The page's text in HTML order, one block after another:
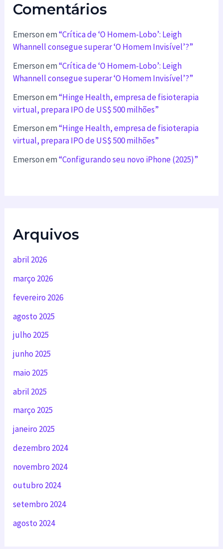
Comentários
Emersonem“Crítica de ‘O Homem-Lobo’: Leigh
Whannell consegue superar ‘O Homem Invisível’?”
Emersonem“Crítica de ‘O Homem-Lobo’: Leigh
Whannell consegue superar ‘O Homem Invisível’?”
Emersonem“Hinge Health, empresa de fisioterapia
virtual, prepara IPO de US$ 500 milhões”
Emersonem“Hinge Health, empresa de fisioterapia
virtual, prepara IPO de US$ 500 milhões”
Emersonem“Configurando seu novo iPhone (2025)”
Arquivos
abril 2026
março 2026
fevereiro 2026
agosto 2025
julho 2025
junho 2025
maio 2025
abril 2025
março 2025
janeiro 2025
dezembro 2024
novembro 2024
outubro 2024
setembro 2024
agosto 2024